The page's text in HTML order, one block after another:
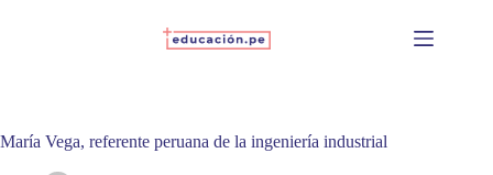
María Vega, referente peruana de la ingeniería industrial